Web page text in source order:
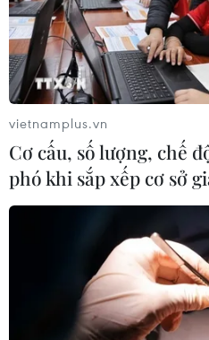
23/07/2022 23:07
Phổ điểm một số khối thi là
sở đào tạo có căn cứ xét
sinh có thể tham khảo để
hợp.
vietnamplus.vn
Cơ cấu, số lượng, chế
phó khi sắp xếp cơ sở